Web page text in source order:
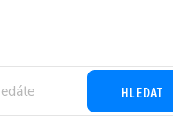
HLEDAT